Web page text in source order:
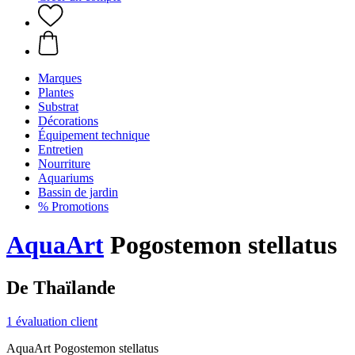
Marques
Plantes
Substrat
Décorations
Équipement technique
Entretien
Nourriture
Aquariums
Bassin de jardin
% Promotions
AquaArt Pogostemon stellatus
De Thaïlande
1 évaluation client
AquaArt Pogostemon stellatus